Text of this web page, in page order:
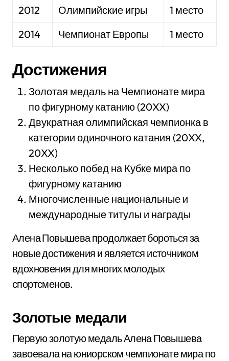
2012
Олимпийские игры
1 место
2014
Чемпионат Европы 1 место
Достижения
Золотая медаль на Чемпионате мира
по фигурному катанию (20XX)
Двукратная олимпийская чемпионка в
категории одиночного катания (20XX,
20XX)
Несколько побед на Кубке мира по
фигурному катанию
Многочисленные национальные и
международные титулы и награды
Алена Повышева продолжает бороться за
новые достижения и является источником
вдохновения для многих молодых
спортсменов.
Золотые медали
Первую золотую медаль Алена Повышева
завоевала на юниорском чемпионате мира по